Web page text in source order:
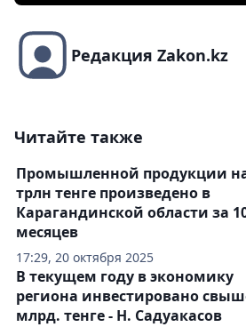
Редакция Zakon.kz
Читайте также
17:29, 20 октября 2025
Промышленной продукции
трлн тенге произведено в
Карагандинской области за
месяцев
В текущем году в экономику
региона инвестировано
млрд. тенге - Н. Садуакасов